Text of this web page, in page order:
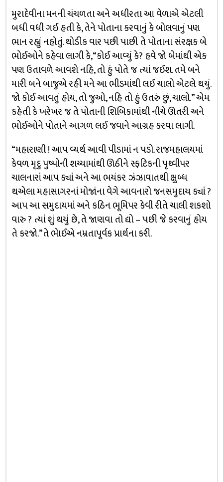
મુરાદેવીના મનની ચંચળતા અને અધીરતા આ વેળાએ એટલી
બધી વધી ગઈ હતી કે, તેને પોતાના કરવાનું કે બોલવાનું પણ
ભાન રહ્યું નહોતું. થોડીક વાર પછી પાછી તે પોતાના સંરક્ષક બે
ભોઈઓને કહેવા લાગી કે, “કોઈ આવ્યું કે? હવે જો બેમાંથી એક
પણ ઉતાવળે આવશે નહિ, તો હું પોતે જ ત્યાં જઈશ. તમે બને
મારી બને બાજુએ રહી મને આ ભીડમાંથી લઈ ચાલો એટલે થયું.
જો કોઈ આવતું હોય, તો જુઓ, નહિ તો હું ઉતરું છું, ચાલો.” એમ
કહેતી કે ખરેખર જ તે પોતાની શિબિકામાંથી નીચે ઊતરી અને
ભોઈઓને પોતાને આગળ લઈ જવાને આગ્રહ કરવા લાગી.
“મહારાણી ! આપ વ્યર્થ આવી પીડામાં ન પડો. રાજમહાલયમાં
કેવળ મૃદુ પુષ્પોની શય્યામાંથી ઊઠીને સ્ફટિકની પૃથ્વીપર
ચાલનારાં આપ ક્યાં અને આ ભયંકર ઝંઝાવાતથી ક્ષુબ્ધ
થએલા મહાસાગરનાં મોજાંના વેગે આવનારો જનસમુદાય ક્યાં ?
આપ આ સમુદાયમાં અને કઠિન ભૂમિપર કેવી રીતે ચાલી શકશો
વારુ ? ત્યાં શું થયું છે, તે જાણવા તો દ્યો – પછી જે કરવાનું હોય
તે કરજો.”તે ભેાઈએ નમ્રતાપૂર્વક પ્રાર્થના કરી.